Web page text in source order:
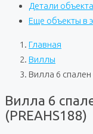
Детали объекта
Еще объекты в
Главная
Виллы
Вилла 6 спален
Вилла 6
(PREAHS188)